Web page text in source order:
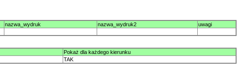
nazwa_wydruk nazwa_wydruk2
uwagi
Pokaż dla każdego kierunku
TAK